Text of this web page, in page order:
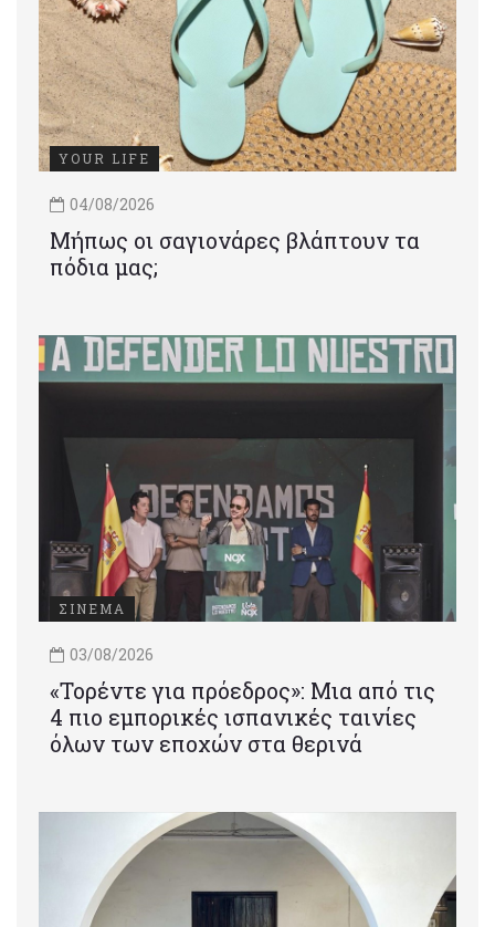
YOUR LIFE
04/08/2026
Μήπως οι σαγιονάρες βλάπτουν τα
πόδια μας;
ΣΙΝΕΜΑ
03/08/2026
«Τορέντε για πρόεδρος»: Mια από τις
4 πιο εμπορικές ισπανικές ταινίες
όλων των εποχών στα θερινά